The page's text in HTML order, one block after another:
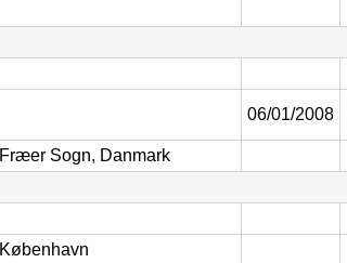
06/01/2008
Fræer Sogn, Danmark
København